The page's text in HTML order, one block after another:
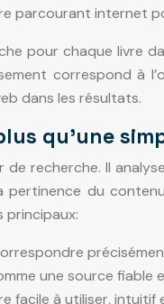
parcourant internet
pour chaque
correspond à
dans les résultats.
qu’une
recherche. Il
du
principaux:
une source fiable
facile à utiliser, intuitif